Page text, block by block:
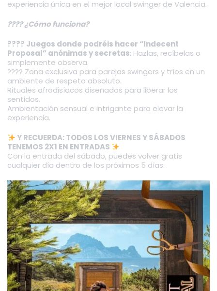
experiencia única en el mejor local swinger de Valencia.
???? ¿Cómo funciona?
???? Juegos donde podréis hacer “Indecent
Proposal” anónimas y secretas: Hazlas, recíbelas o
simplemente observa.
???? Zona exclusiva para parejas swingers y tríos en un
ambiente de respeto absoluto.
Rituales afrodisíacos diseñados para liberar los
sentidos.
Ambientación sensual e intrigante para elevar la
experiencia.
Y RECUERDA: TODOS LOS VIERNES Y SÁBADOS
TENEMOS 2X1 EN ENTRADAS
Con la entrada del sábado, puedes volver gratis
cualquier día dentro de los próximos 5 días.